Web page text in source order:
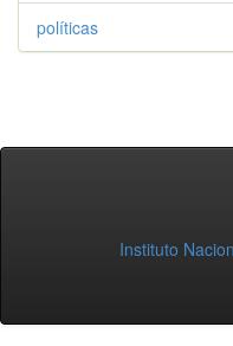
políticas
Instituto